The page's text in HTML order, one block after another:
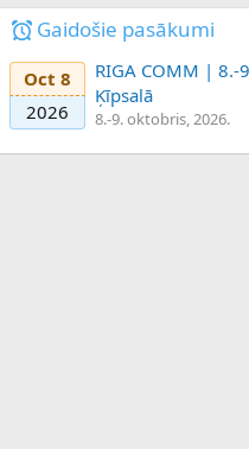
Gaidošie pasākumi
Oct 8
2026
RIGA COMM |
Ķīpsalā
8.-9. oktobris, 2026.